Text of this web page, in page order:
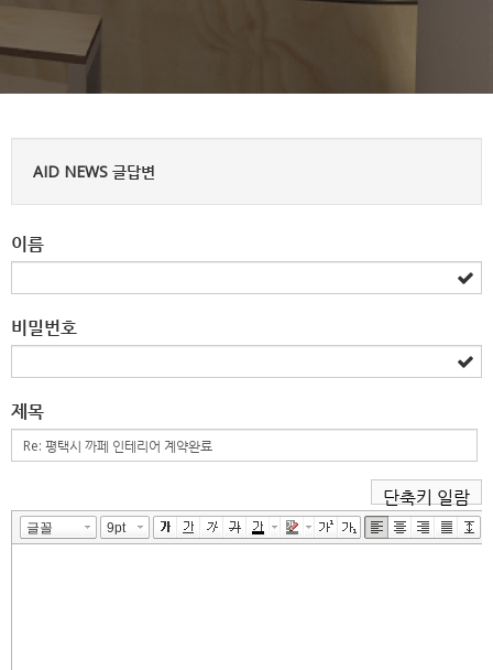
AID NEWS 글답변
이름
비밀번호
제목
단축키 일람